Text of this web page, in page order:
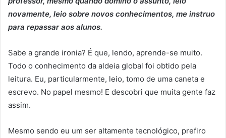
novamente, leio sobre novos conhecimentos, me instruo
para repassar aos alunos.
Sabe a grande ironia? É que, lendo, aprende-se muito.
Todo o conhecimento da aldeia global foi obtido pela
leitura. Eu, particularmente, leio, tomo de uma caneta e
escrevo. No papel mesmo! E descobri que muita gente faz
assim.
Mesmo sendo eu um ser altamente tecnológico, prefiro